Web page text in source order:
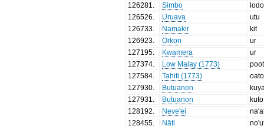
126281
Simbo
lodo
126526
Uruava
utu
126733
Namakir
kit
126923
Orkon
ur
127195
Kwamera
ur
127374
Low Malay (1773)
127584
Tahiti (1773)
127930
Butuanon
127931
Butuanon
kuto
128192
Neve'ei
128455
Nāti